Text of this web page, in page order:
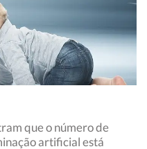
que o número de
artificial está